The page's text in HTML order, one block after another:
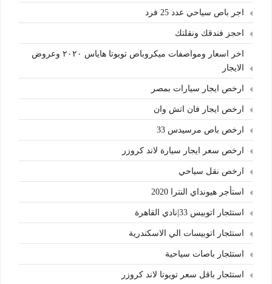
اجر باص سياحي عدد 25 فرد
احجز فندقك ونقلتك
اخر اسعار ومواصفات ميكروباص تويوتا هاياس ٢٠٢٠ وعروض
الايجار
ارخص ايجار سيارات بمصر
ارخص ايجار فان اتش وان
ارخص باص مرسيدس 33
ارخص سعر ايجار سيارة لاند كروزر
ارخص نقل سياحي
استأجر هيونداي النترا 2020
استئجار اتوبيس 33|نادي القاهرة
استئجار اتوبيسات الي الاسكندرية
استئجار باصات سياحية
استئجار باقل سعر تويوتا لاند كروزر